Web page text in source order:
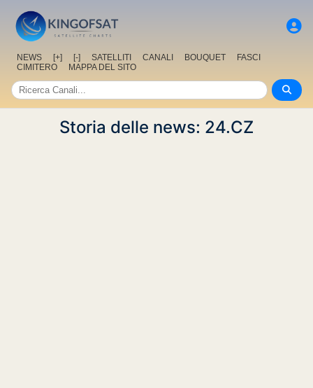
NEWS [+] [-] SATELLITI CANALI BOUQUET
FASCI
CIMITERO
MAPPA DEL SITO
Storia delle news: 24.CZ